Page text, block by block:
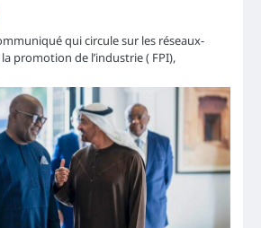
qui circule sur les réseaux-
promotion de l’industrie ( FPI),